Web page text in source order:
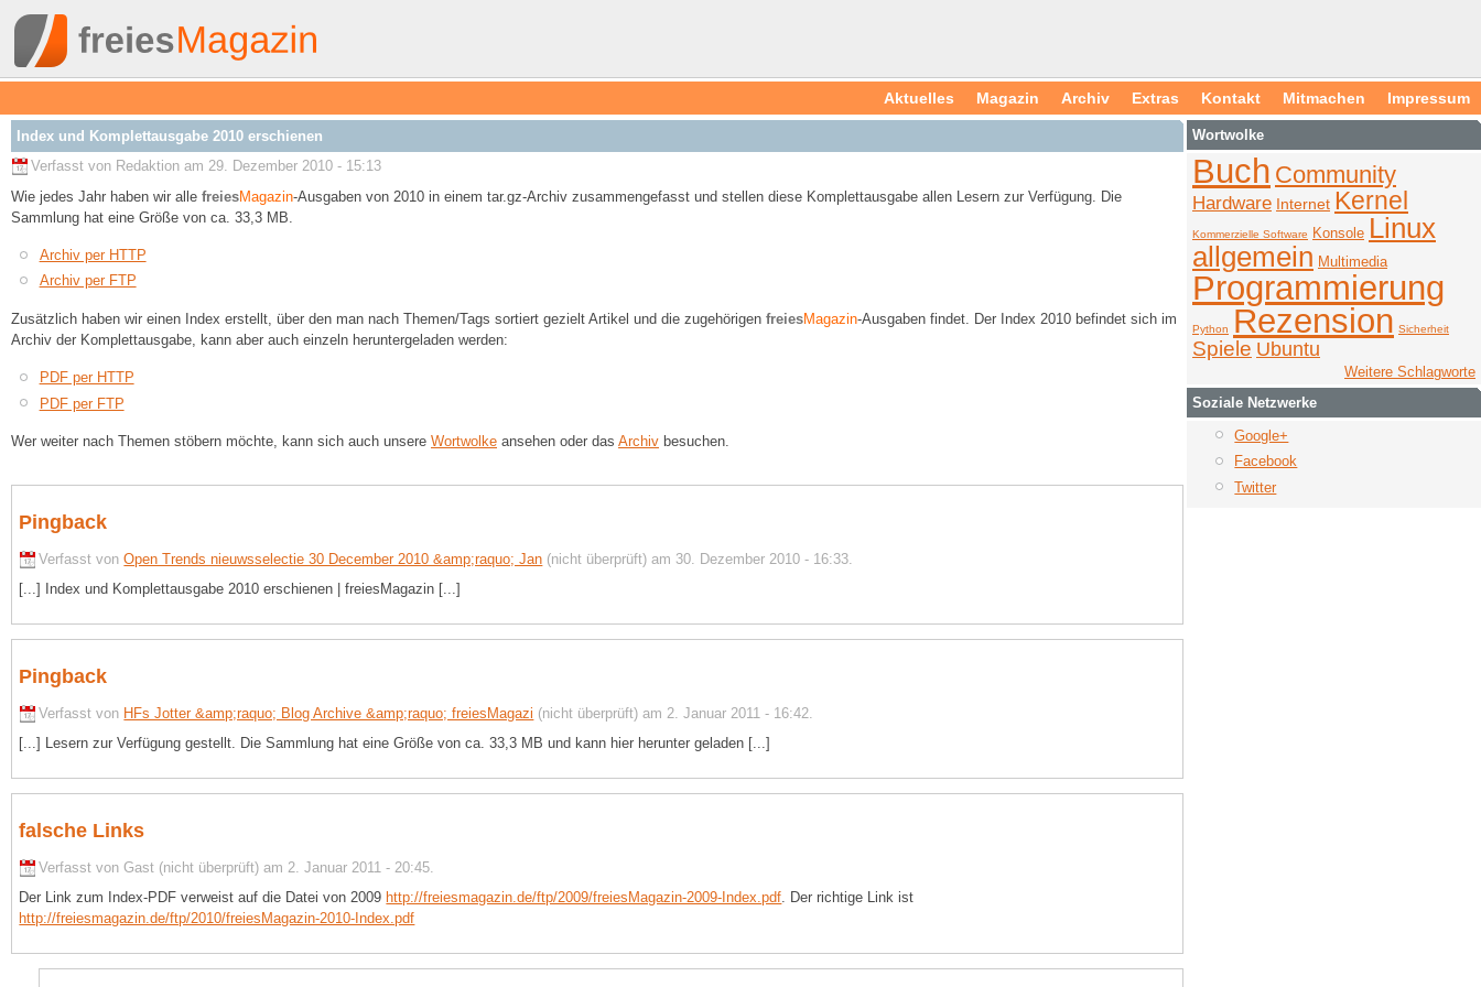
Aktuelles Magazin Archiv Extras Kontakt Mitmachen Impressum
Index und Komplettausgabe 2010 erschienen
Verfasst von Redaktion am 29. Dezember 2010 - 15:13
Wie jedes Jahr haben wir alle freiesMagazin-Ausgaben von 2010 in einem tar.gz-Archiv zusammengefasst und stellen diese Komplettausgabe allen Lesern zur Verfügung. Die
Sammlung hat eine Größe von ca. 33,3 MB.
Archiv per HTTP
Archiv per FTP
Zusätzlich haben wir einen Index erstellt, über den man nach Themen/Tags sortiert gezielt Artikel und die zugehörigen freiesMagazin-Ausgaben findet. Der Index 2010 befindet sich im
Archiv der Komplettausgabe, kann aber auch einzeln heruntergeladen werden:
PDF per HTTP
PDF per FTP
Wer weiter nach Themen stöbern möchte, kann sich auch unsere Wortwolke ansehen oder das Archiv besuchen.
Pingback
Verfasst vonOpen Trends nieuwsselectie 30 December 2010 &amp;raquo; Jan (nicht überprüft) am 30. Dezember 2010 - 16:33.
[...] Index und Komplettausgabe 2010 erschienen | freiesMagazin [...]
Pingback
Verfasst von HFs Jotter &amp;raquo; Blog Archive &amp;raquo; freiesMagazi (nicht überprüft) am 2. Januar 2011 - 16:42.
[...] Lesern zur Verfügung gestellt. Die Sammlung hat eine Größe von ca. 33,3 MB und kann hier herunter geladen [...]
falsche Links
Verfasst von Gast (nicht überprüft) am 2. Januar 2011 - 20:45.
Der Link zum Index-PDF verweist auf die Datei von 2009 http://freiesmagazin.de/ftp/2009/freiesMagazin-2009-Index.pdf. Der richtige Link ist
http://freiesmagazin.de/ftp/2010/freiesMagazin-2010-Index.pdf
Wortwolke
Buch Community
Hardware Internet Kernel
Kommerzielle Software Konsole Linux
allgemein Multimedia
Programmierung
Python Rezension Sicherheit
Spiele Ubuntu
Weitere Schlagworte
Soziale Netzwerke
Google+
Facebook
Twitter